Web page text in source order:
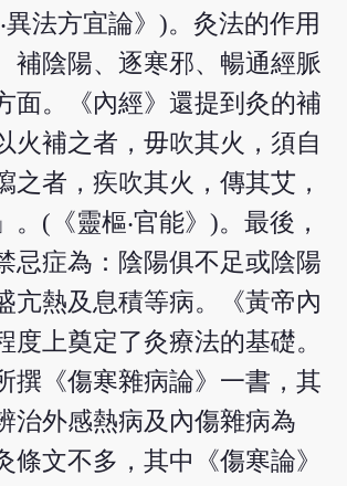
異法方宜論》)。灸法的作用
補陰陽、逐寒邪、暢通經脈
面。《內經》還提到灸的補
火補之者，毋吹其火，須自
之者，疾吹其火，傳其艾，
。(《靈樞‧官能》)。最後，
忌症為：陰陽俱不足或陰陽
亢熱及息積等病。《黃帝內
度上奠定了灸療法的基礎。
撰《傷寒雜病論》一書，其
治外感熱病及內傷雜病為
條文不多，其中《傷寒論》